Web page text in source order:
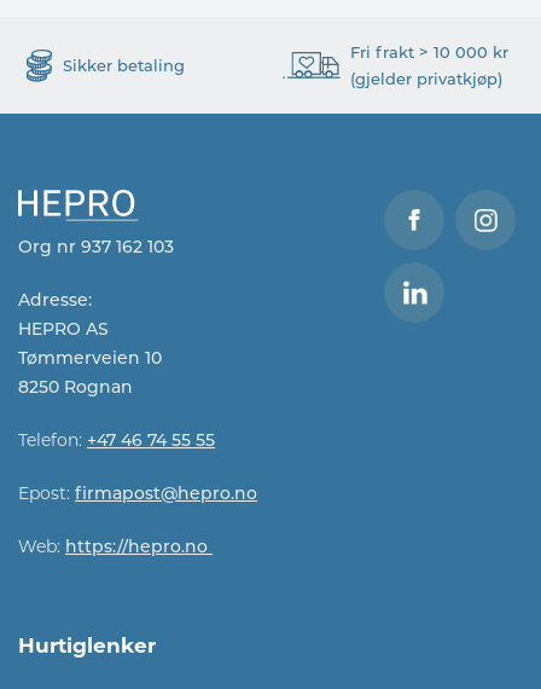
Sikker betaling
Fri frakt > 10 000 kr
(gjelder privatkjøp)
Org nr 937 162 103
Adresse:
HEPRO AS
Tømmerveien 10
8250 Rognan
Telefon: +47 46 74 55 55
Epost: firmapost@hepro.no​​
Web: https://hepro.no
Hurtiglenker